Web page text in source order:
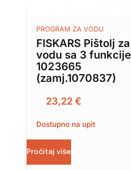
PROGRAM ZA VODU
FISKARS Pištolj za
vodu sa 3 funkcije
1023665
(zamj.1070837)
23,22 €
Dostupno na upit
Pročitaj više